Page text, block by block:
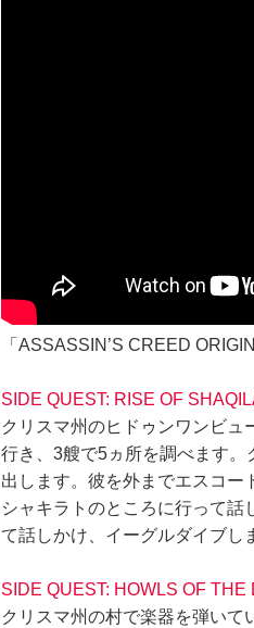
「ASSASSIN’S CREED
SIDE QUEST: RISE OF
クリスマ州のヒドゥンワンビ
行き、3艘で5ヵ所を調べます
出します。彼を外までエスコー
シャキラトのところに行って話
て話しかけ、イーグルダイブし
SIDE QUEST: HOWLS OF THE
クリスマ州の村で楽器を弾いて